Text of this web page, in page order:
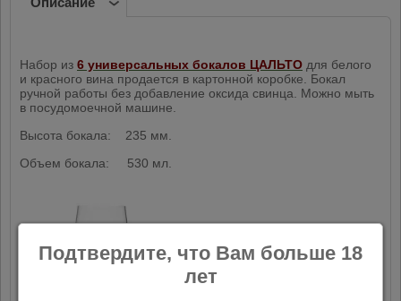
Набор из 6 универсальных бокалов ЦАЛЬТО для белого
и красного вина продается в картонной коробке. Бокал
ручной работы без добавление оксида свинца. Можно мыть
в посудомоечной машине.
Высота бокала: 235 мм.
Объем бокала: 530 мл.
Подтвердите, что Вам больше 18
лет